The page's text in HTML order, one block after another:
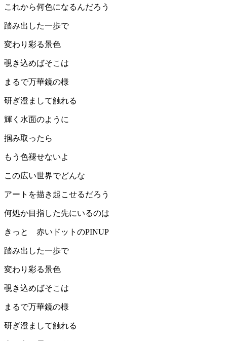
これから何色になるんだろう
踏み出した一歩で
変わり彩る景色
覗き込めばそこは
まるで万華鏡の様
研ぎ澄まして触れる
輝く水面のように
掴み取ったら
もう色褪せないよ
この広い世界でどんな
アートを描き起こせるだろう
何処か目指した先にいるのは
きっと 赤いドットのPINUP
踏み出した一歩で
変わり彩る景色
覗き込めばそこは
まるで万華鏡の様
研ぎ澄まして触れる